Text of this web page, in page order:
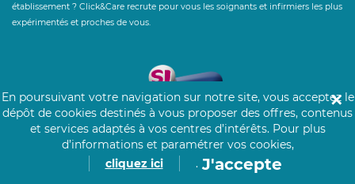
établissement ? Click&Care recrute pour vous les soignants et infirmiers les plus
expérimentés et proches de vous.
En poursuivant votre navigation sur notre site, vous acceptez le
dépôt de cookies destinés à vous proposer des offres, contenus
et services adaptés à vos centres d’intérêts. Pour plus
d’informations et paramétrer vos cookies,
cliquez ici
. J'accepte
✕